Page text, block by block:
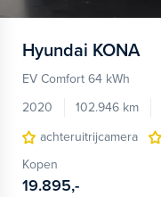
Hyundai KONA
EV Comfort 64 kWh
2020
102.946 km
achteruitrijcamera
Kopen
19.895,-